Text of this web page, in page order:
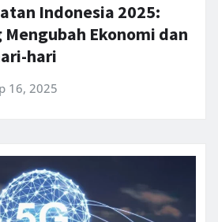
Indonesia 2025:
Ekonomi dan
hari
16, 2025